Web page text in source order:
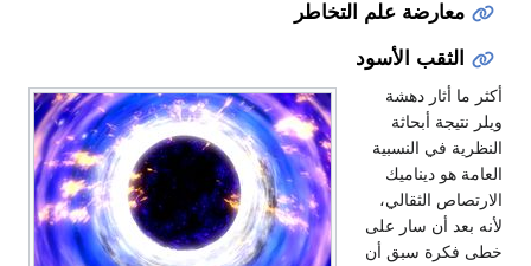
معارضة علم التخاطر
الثقب الأسود
أكثر ما أثار دهشة
ويلر نتيجة أبحاثة
النظرية في النسبية
العامة هو ديناميك
الارتصاص الثقالي،
لأنه بعد أن سار على
خطى فكرة سبق أن